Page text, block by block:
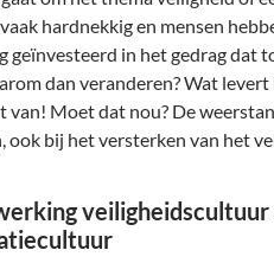
hardnekkig en mensen
geïnvesteerd in het gedrag dat
dan veranderen? Wat levert
van! Moet dat nou? De
ook bij het versterken van het
veiligheidscultuur